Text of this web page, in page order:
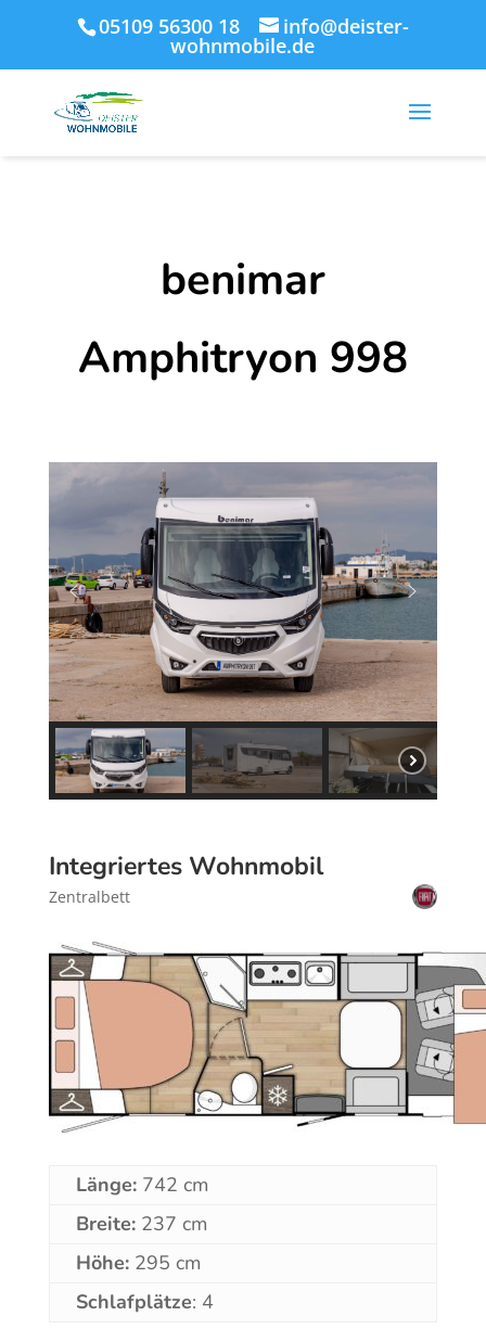
05109 56300 18 info@deister-
wohnmobile.de
benimar
Amphitryon 998
Integriertes Wohnmobil
Zentralbett
Länge: 742 cm
Breite: 237 cm
Höhe: 295 cm
Schlafplätze: 4